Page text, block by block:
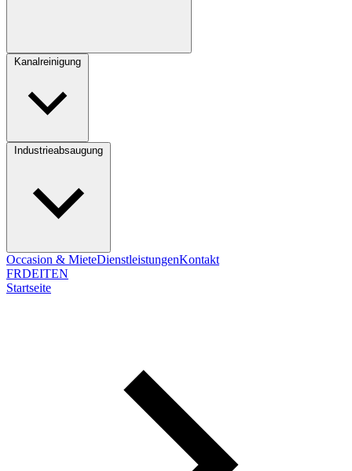
Occasion & MieteDienstleistungenKontakt
FRDEITEN
Startseite